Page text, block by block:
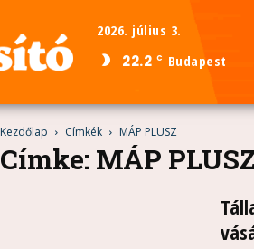
2026. július 3.
22.2 C Budapest
Kezdőlap Címkék MÁP PLUSZ
Címke: MÁP PLUSZ